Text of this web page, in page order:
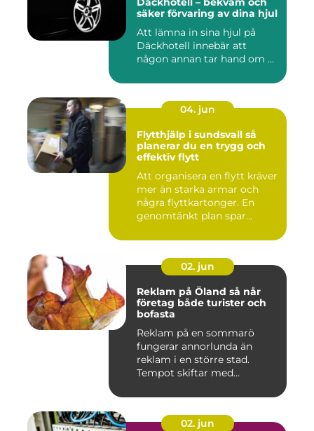
säker förvaring av dina hjul
Att lämna in sina hjul på
Däckhotell innebär att
någon annan tar hand om ...
04. jun
Flytthjälp i sundsvall så
planerar du en trygg och
effektiv flytt
Att organisera en flytt kräver
mer än starka armar och
några flyttkartonger. En
genomtänkt plan spar...
02. jun
Reklam på Öland så når
företag både turister och
bofasta
Reklam på en sommarö
fungerar annorlunda än
reklam i en större stad.
Tempot skiftar med
02. jun